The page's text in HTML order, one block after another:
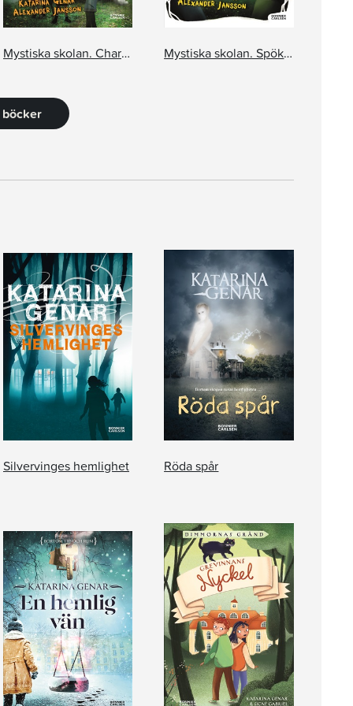
Mystiska skolan. Charlie, Charlie, är du där? Mystiska skolan. Spöket i dimman
Silvervinges hemlighet Röda spår